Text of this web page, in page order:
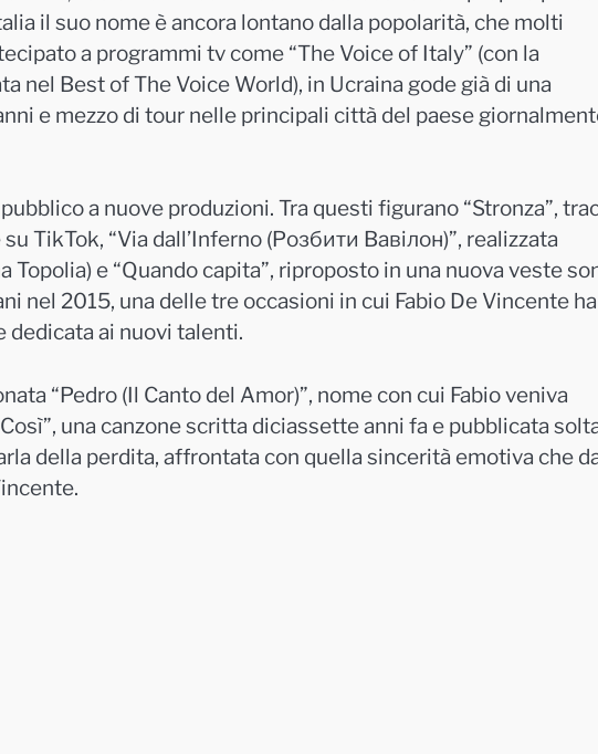
il suo nome è ancora lontano dalla popolarità, che molti
a programmi tv come “The Voice of Italy” (con la
nel Best of The Voice World), in Ucraina gode già di una
e mezzo di tour nelle principali città del paese
a nuove produzioni. Tra questi figurano “Stronza”,
TikTok, “Via dall’Inferno (Розбити Вавілон)”, realizzata
e “Quando capita”, riproposto in una nuova veste
nel 2015, una delle tre occasioni in cui Fabio De Vincente ha
dedicata ai nuovi talenti.
“Pedro (Il Canto del Amor)”, nome con cui Fabioveniva
una canzone scritta diciassette anni fa e pubblicata
della perdita, affrontata con quella sincerità emotiva che
.